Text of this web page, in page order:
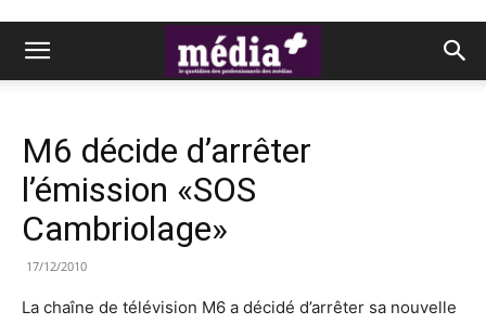
M6 décide d’arrêter
l’émission «SOS
Cambriolage»
17/12/2010
La chaîne de télévision M6 a décidé d’arrêter sa nouvelle